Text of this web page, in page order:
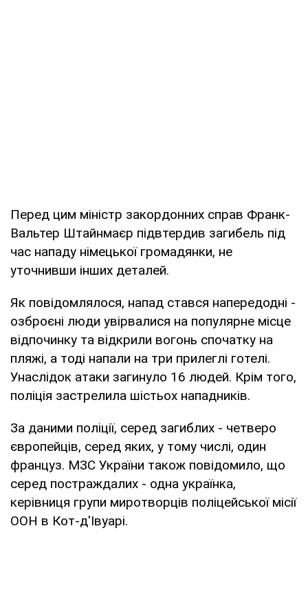
Перед цим міністр закордонних справ Франк-
Вальтер Штайнмаєр підвтердив загибель під
час нападу німецької громадянки, не
уточнивши інших деталей.
Як повідомлялося, напад стався напередодні -
озброєні люди увірвалися на популярне місце
відпочинку та відкрили вогонь спочатку на
пляжі, а тоді напали на три прилеглі готелі.
Унаслідок атаки загинуло 16 людей. Крім того,
поліція застрелила шістьох нападників.
За даними поліції, серед загиблих - четверо
європейців, серед яких, у тому числі, один
француз. МЗС України також повідомило, що
серед постраждалих - одна українка,
керівниця групи миротворців поліцейської місії
ООН в Кот-д'Івуарі.